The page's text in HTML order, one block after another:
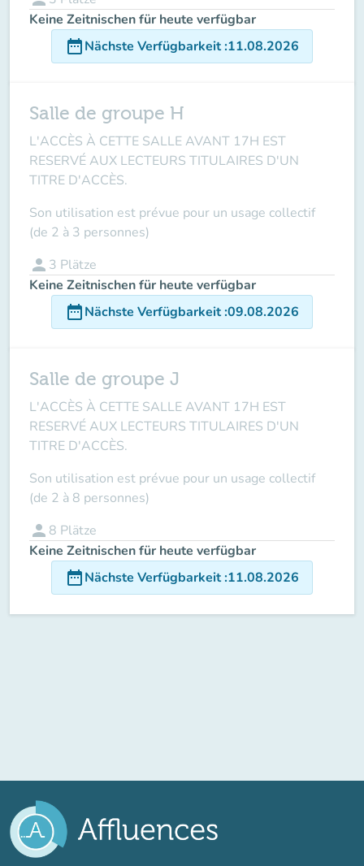
Keine Zeitnischen für heute verfügbar
date_rangeNächste Verfügbarkeit:11.08.2026
Salle de groupe H
L'ACCÈS À CETTE SALLE AVANT 17H EST
RESERVÉ AUX LECTEURS TITULAIRES D'UN
TITRE D'ACCÈS.
Son utilisation est prévue pour un usage collectif
(de 2 à 3 personnes)
person 3 Plätze
Keine Zeitnischen für heute verfügbar
date_rangeNächste Verfügbarkeit:09.08.2026
Salle de groupe J
L'ACCÈS À CETTE SALLE AVANT 17H EST
RESERVÉ AUX LECTEURS TITULAIRES D'UN
TITRE D'ACCÈS.
Son utilisation est prévue pour un usage collectif
(de 2 à 8 personnes)
person 8 Plätze
Keine Zeitnischen für heute verfügbar
date_rangeNächste Verfügbarkeit:11.08.2026